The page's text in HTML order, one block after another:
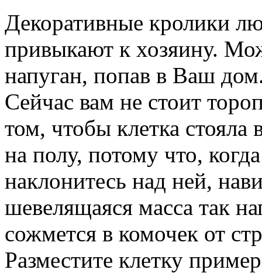
Декоративные кролики
привыкают к хозяину.
напуган, попав в Ваш
Сейчас вам не стоит
том, чтобы клетка стояла
на полу, потому что,
наклонитесь над ней,
шевелящаяся масса так
сожмется в комочек от
Разместите клетку